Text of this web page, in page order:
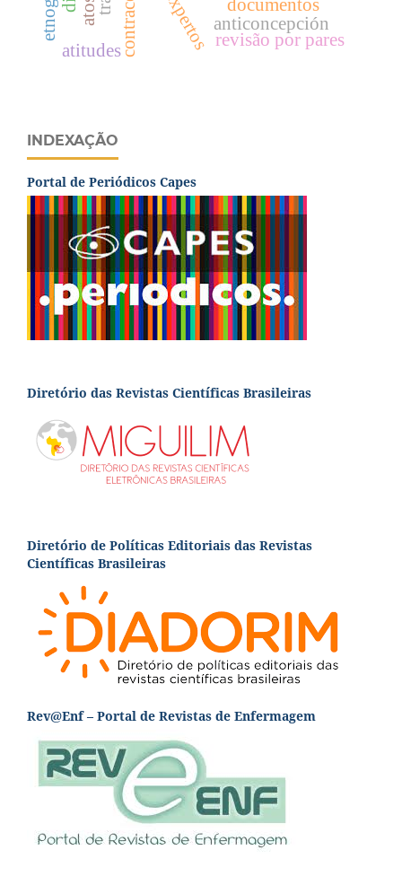
documentos
anticoncepción
atitudes
revisão por pares
INDEXAÇÃO
Portal de Periódicos Capes
Diretório das Revistas Científicas Brasileiras
Diretório de Políticas Editoriais das Revistas
Científicas Brasileiras
Rev@Enf – Portal de Revistas de Enfermagem